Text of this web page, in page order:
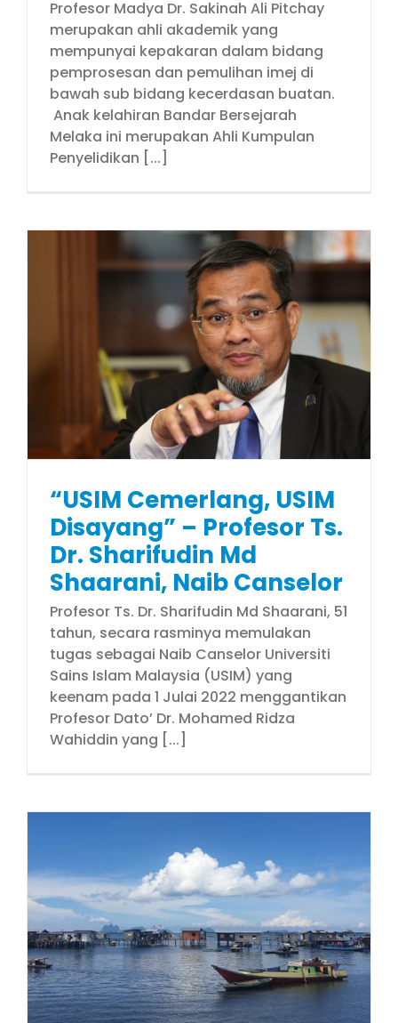
Profesor Madya Dr. Sakinah Ali Pitchay
merupakan ahli akademik yang
mempunyai kepakaran dalam bidang
pemprosesan dan pemulihan imej di
bawah sub bidang kecerdasan buatan.
Anak kelahiran Bandar Bersejarah
Melaka ini merupakan Ahli Kumpulan
Penyelidikan [...]
“USIM Cemerlang, USIM
Disayang” – Profesor Ts.
Dr. Sharifudin Md
Shaarani, Naib Canselor
Profesor Ts. Dr. Sharifudin Md Shaarani, 51
tahun, secara rasminya memulakan
tugas sebagai Naib Canselor Universiti
Sains Islam Malaysia (USIM) yang
keenam pada 1 Julai 2022 menggantikan
Profesor Dato’ Dr. Mohamed Ridza
Wahiddin yang [...]